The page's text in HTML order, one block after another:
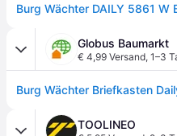
Globus Baumarkt
€ 4,99 Versand, 1–3
TOOLINEO